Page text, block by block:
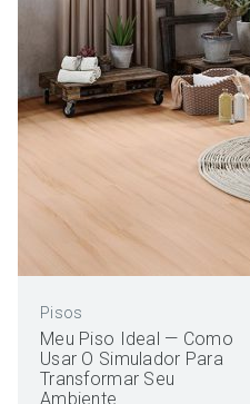
Pisos
Meu Piso Ideal — Como
Usar O Simulador Para
Transformar Seu
Ambiente